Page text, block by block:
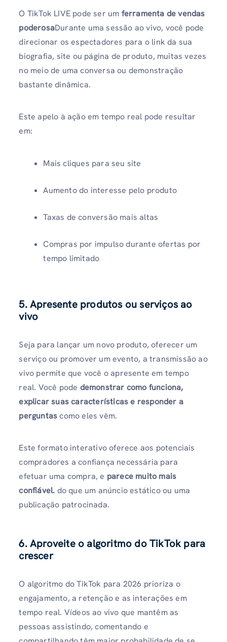
O TikTok LIVE pode ser um ferramenta de vendas
poderosaDurante uma sessão ao vivo, você pode
direcionar os espectadores para o link da sua
biografia, site ou página de produto, muitas vezes
no meio de uma conversa ou demonstração
bastante dinâmica.
Este apelo à ação em tempo real pode resultar
em:
Mais cliques para seu site
Aumento do interesse pelo produto
Taxas de conversão mais altas
Compras por impulso durante ofertas por
tempo limitado
5. Apresente produtos ou serviços ao
vivo
Seja para lançar um novo produto, oferecer um
serviço ou promover um evento, a transmissão ao
vivo permite que você o apresente em tempo
real. Você pode demonstrar como funciona,
explicar suas características e responder a
perguntascomo eles vêm.
Este formato interativo oferece aos potenciais
compradores a confiança necessária para
efetuar uma compra, e parece muito mais
confiável. do que um anúncio estático ou uma
publicação patrocinada.
6. Aproveite o algoritmo do TikTok para
crescer
O algoritmo do TikTok para 2026 prioriza o
engajamento, a retenção e as interações em
tempo real. Vídeos ao vivo que mantêm as
pessoas assistindo, comentando e